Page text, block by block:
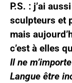
P.S. : j’ai
sculpteurs et
mais
c’est à elles
Il ne
Langue être